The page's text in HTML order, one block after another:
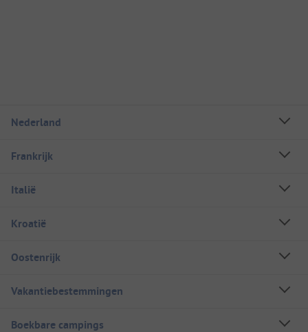
Nederland
Frankrijk
Italië
Kroatië
Oostenrijk
Vakantiebestemmingen
Boekbare campings